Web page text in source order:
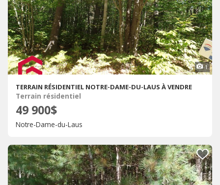
1
TERRAIN RÉSIDENTIEL NOTRE-DAME-DU-LAUS À VENDRE
Terrain résidentiel
49 900$
Notre-Dame-du-Laus